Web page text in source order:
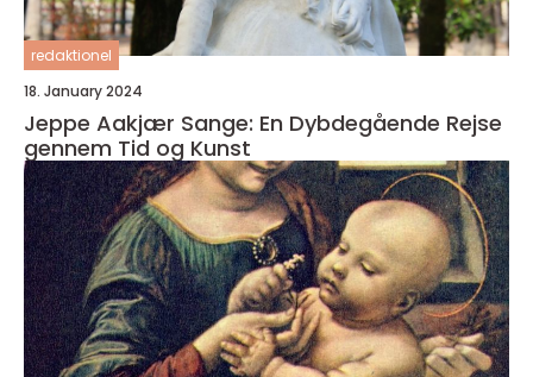
redaktionel
18. January 2024
Jeppe Aakjær Sange: En Dybdegående Rejse
gennem Tid og Kunst